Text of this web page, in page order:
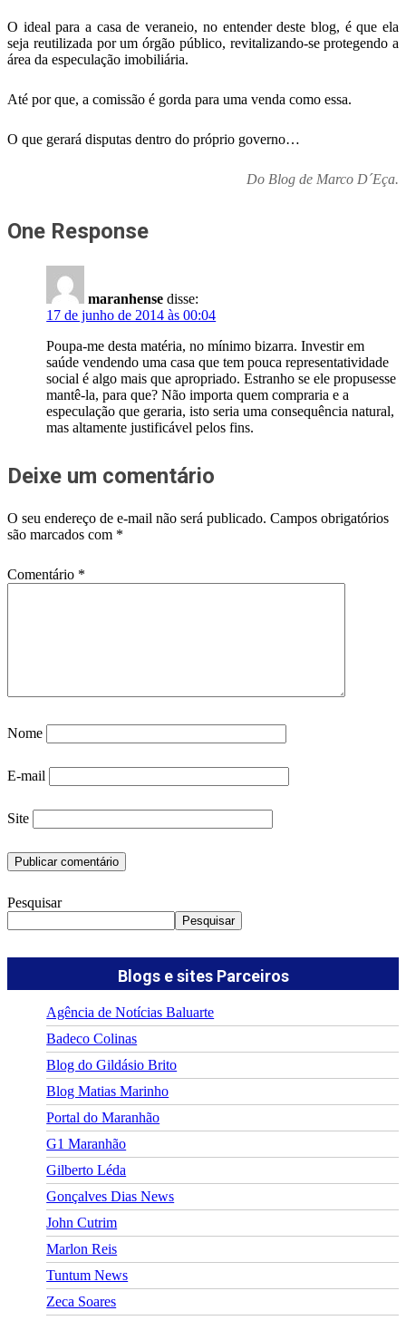
O ideal para a casa de veraneio, no entender deste blog, é que ela
seja reutilizada por um órgão público, revitalizando-se protegendo a
área da especulação imobiliária.
Até por que, a comissão é gorda para uma venda como essa.
O que gerará disputas dentro do próprio governo…
Do Blog de Marco D´Eça.
One Response
maranhense disse:
17 de junho de 2014 às 00:04
Poupa-me desta matéria, no mínimo bizarra. Investir em
saúde vendendo uma casa que tem pouca representatividade
social é algo mais que apropriado. Estranho se ele propusesse
mantê-la, para que? Não importa quem compraria e a
especulação que geraria, isto seria uma consequência natural,
mas altamente justificável pelos fins.
Deixe um comentário
O seu endereço de e-mail não será publicado. Campos obrigatórios
são marcados com *
Comentário *
Nome
E-mail
Site
Pesquisar
Pesquisar
Blogs e sites Parceiros
Agência de Notícias Baluarte
Badeco Colinas
Blog do Gildásio Brito
Blog Matias Marinho
Portal do Maranhão
G1 Maranhão
Gilberto Léda
Gonçalves Dias News
John Cutrim
Marlon Reis
Tuntum News
Zeca Soares